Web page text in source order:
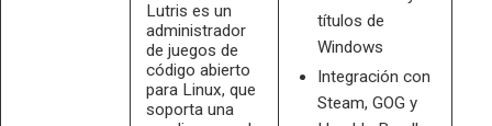
Lutris es un
administrador
de juegos de
código abierto
para Linux, que
soporta una
títulos de
Windows
Integración con
Steam, GOG y